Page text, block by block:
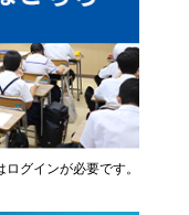
グインが必要です。